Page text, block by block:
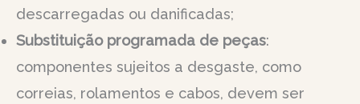
descarregadas ou danificadas;
Substituição programada de peças:
componentes sujeitos a desgaste, como
correias, rolamentos e cabos, devem ser